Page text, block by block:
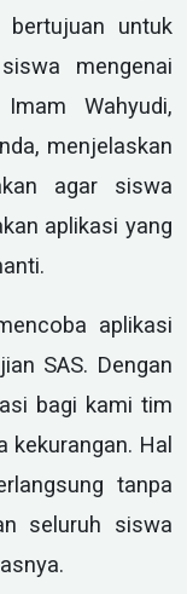
bertujuan untuk
mengenai
Wahyudi,
menjelaskan
agar siswa
aplikasi yang
aplikasi
SAS. Dengan
bagi kami tim
kekurangan. Hal
tanpa
seluruh siswa